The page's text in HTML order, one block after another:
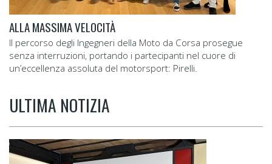
ALLA MASSIMA VELOCITÀ
Il percorso degli Ingegneri della Moto da Corsa prosegue
senza interruzioni, portando i partecipanti nel cuore di
un’eccellenza assoluta del motorsport: Pirelli.
ULTIMA NOTIZIA